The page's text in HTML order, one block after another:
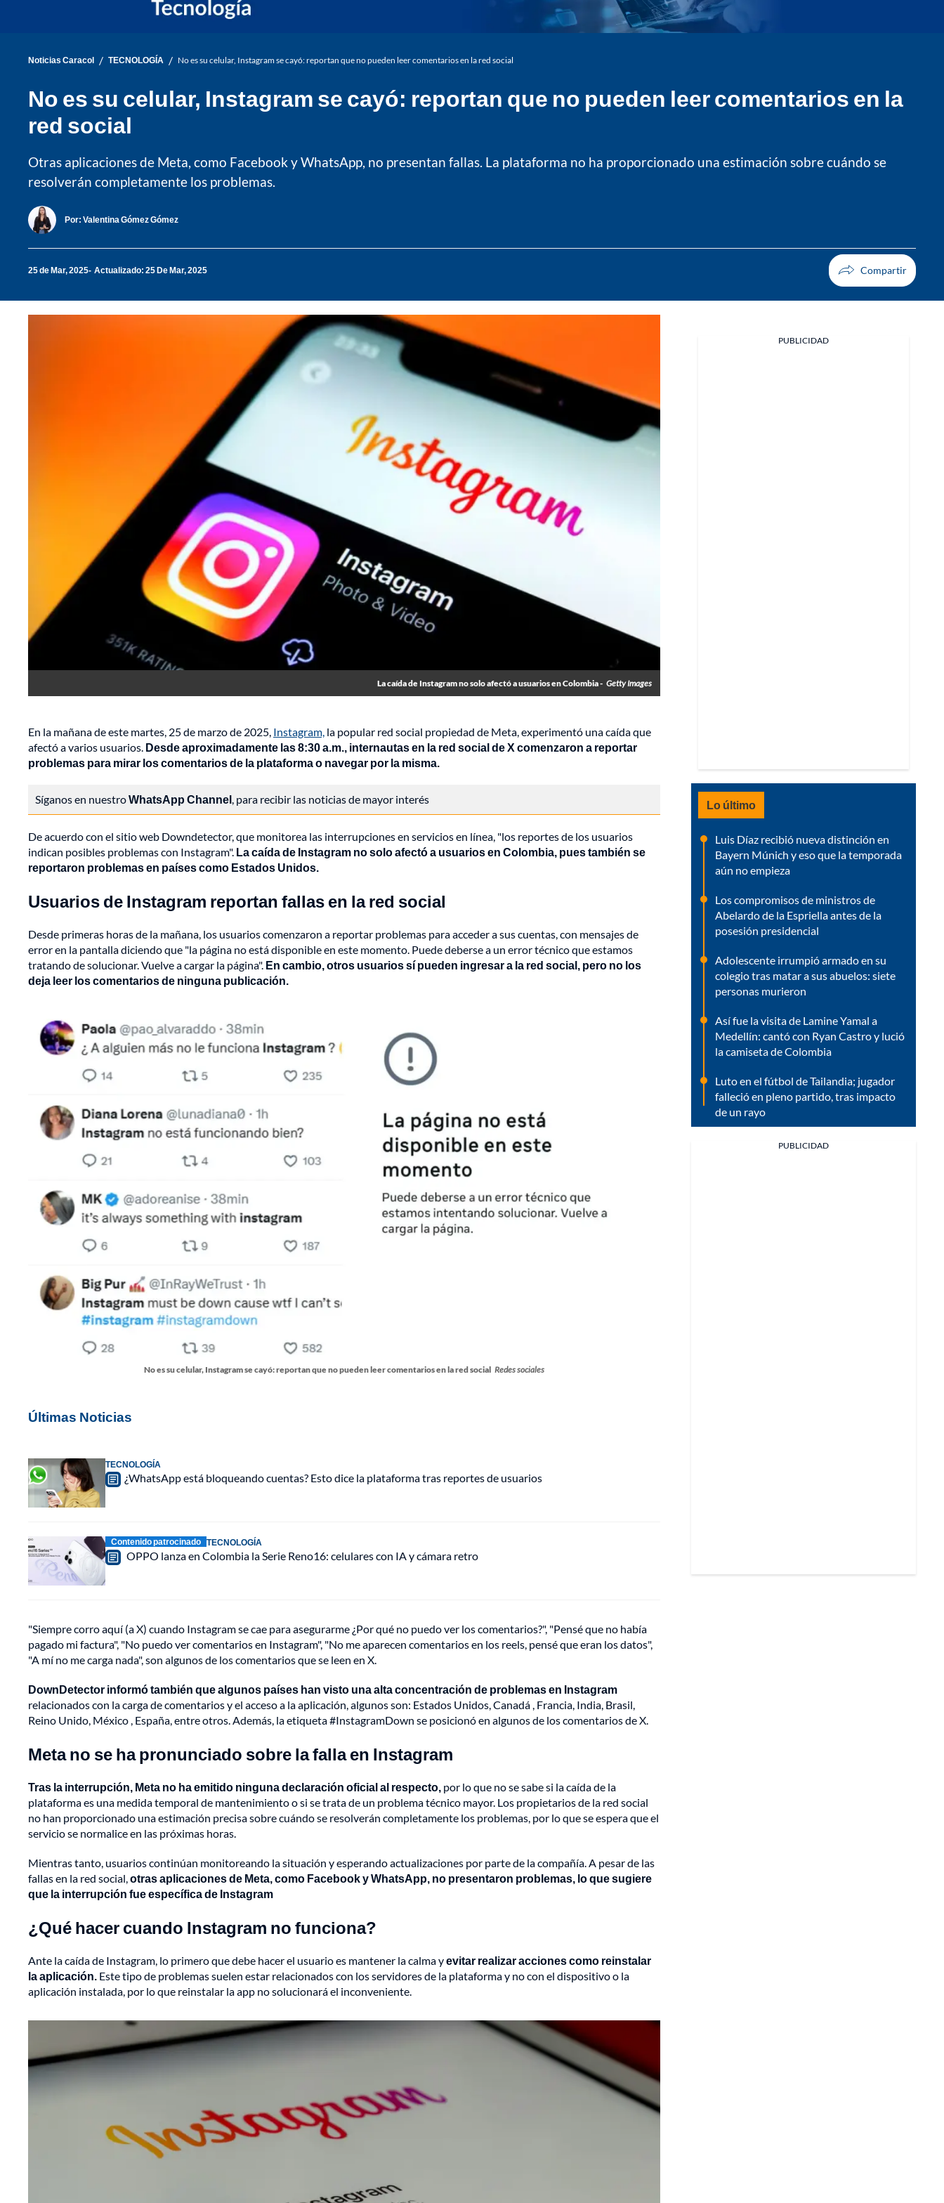
Noticias Caracol / TECNOLOGÍA / No es su celular, Instagram se cayó: reportan que no pueden leer comentarios en la red social
No es su celular, Instagram se cayó: reportan que no pueden leer comentarios en la
red social
Otras aplicaciones de Meta, como Facebook y WhatsApp, no presentan fallas. La plataforma no ha proporcionado una estimación sobre cuándo se
resolverán completamente los problemas.
Por: Valentina Gómez Gómez
25 de Mar, 2025 Actualizado: 25 De Mar, 2025
La caída de Instagram no solo afectó a usuarios en Colombia - Getty Images
En la mañana de este martes, 25 de marzo de 2025, Instagram, la popular red social propiedad de Meta, experimentó una caída que
afectó a varios usuarios. Desde aproximadamente las 8:30 a.m., internautas en la red social de X comenzaron a reportar
problemas para mirar los comentarios de la plataforma o navegar por la misma.
Síganos en nuestroWhatsApp Channel, para recibir las noticias de mayor interés
De acuerdo con el sitio web Downdetector, que monitorea las interrupciones en servicios en línea, "los reportes de los usuarios
indican posibles problemas con Instagram". La caída de Instagram no solo afectó a usuarios en Colombia, pues también se
reportaron problemas en países como Estados Unidos.
Usuarios de Instagram reportan fallas en la red social
Desde primeras horas de la mañana, los usuarios comenzaron a reportar problemas para acceder a sus cuentas, con mensajes de
error en la pantalla diciendo que "la página no está disponible en este momento. Puede deberse a un error técnico que estamos
tratando de solucionar. Vuelve a cargar la página". En cambio, otros usuarios sí pueden ingresar a la red social, pero no los
deja leer los comentarios de ninguna publicación.
No es su celular, Instagram se cayó: reportan que no pueden leer comentarios en la red social Redes sociales
Últimas Noticias
TECNOLOGÍA
¿WhatsApp está bloqueando cuentas? Esto dice la plataforma tras reportes de usuarios
Contenido patrocinado TECNOLOGÍA
OPPO lanza en Colombia la Serie Reno16: celulares con IA y cámara retro
"Siempre corro aquí (a X) cuando Instagram se cae para asegurarme ¿Por qué no puedo ver los comentarios?", "Pensé que no había
pagado mi factura", "No puedo ver comentarios en Instagram", "No me aparecen comentarios en los reels, pensé que eran los datos",
"A mí no me carga nada", son algunos de los comentarios que se leen en X.
DownDetector informó también que algunos países han visto una alta concentración de problemas en Instagram
relacionados con la carga de comentarios y el acceso a la aplicación, algunos son: Estados Unidos, Canadá , Francia, India, Brasil,
Reino Unido, México , España, entre otros. Además, la etiqueta #InstagramDown se posicionó en algunos de los comentarios de X.
Meta no se ha pronunciado sobre la falla en Instagram
Tras la interrupción, Meta no ha emitido ninguna declaración oficial al respecto, por lo que no se sabe si la caída de la
plataforma es una medida temporal de mantenimiento o si se trata de un problema técnico mayor. Los propietarios de la red social
no han proporcionado una estimación precisa sobre cuándo se resolverán completamente los problemas, por lo que se espera que el
servicio se normalice en las próximas horas.
Mientras tanto, usuarios continúan monitoreando la situación y esperando actualizaciones por parte de la compañía. A pesar de las
fallas en la red social,otras aplicaciones de Meta, como Facebook y WhatsApp, no presentaron problemas, lo que sugiere
que la interrupción fue específica de Instagram
¿Qué hacer cuando Instagram no funciona?
Ante la caída de Instagram, lo primero que debe hacer el usuario es mantener la calma yevitar realizar acciones como reinstalar
la aplicación. Este tipo de problemas suelen estar relacionados con los servidores de la plataforma y no con el dispositivo o la
aplicación instalada, por lo que reinstalar la app no solucionará el inconveniente.
PUBLICIDAD
Lo último
Luis Díaz recibió nueva distinción en
Bayern Múnich y eso que la temporada
aún no empieza
Los compromisos de ministros de
Abelardo de la Espriella antes de la
posesión presidencial
Adolescente irrumpió armado en su
colegio tras matar a sus abuelos: siete
personas murieron
Así fue la visita de Lamine Yamal a
Medellín: cantó con Ryan Castro y lució
la camiseta de Colombia
Luto en el fútbol de Tailandia; jugador
falleció en pleno partido, tras impacto
de un rayo
PUBLICIDAD